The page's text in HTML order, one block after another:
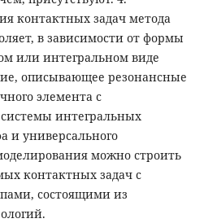
контактных задач метода
в зависимости от формы
или интегральном виде
описывающее резонансные
элемента с
интегральных
и универсального
можно строить
контактных задач с
состоящими из